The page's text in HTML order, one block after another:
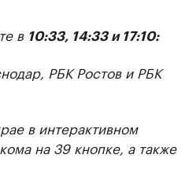
в 10:33, 14:33 и 17:10:
РБК Ростов и РБК
в интерактивном
на 39 кнопке, а также